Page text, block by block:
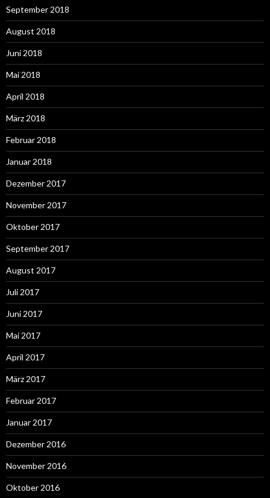
September 2018
August 2018
Juni 2018
Mai 2018
April 2018
März 2018
Februar 2018
Januar 2018
Dezember 2017
November 2017
Oktober 2017
September 2017
August 2017
Juli 2017
Juni 2017
Mai 2017
April 2017
März 2017
Februar 2017
Januar 2017
Dezember 2016
November 2016
Oktober 2016